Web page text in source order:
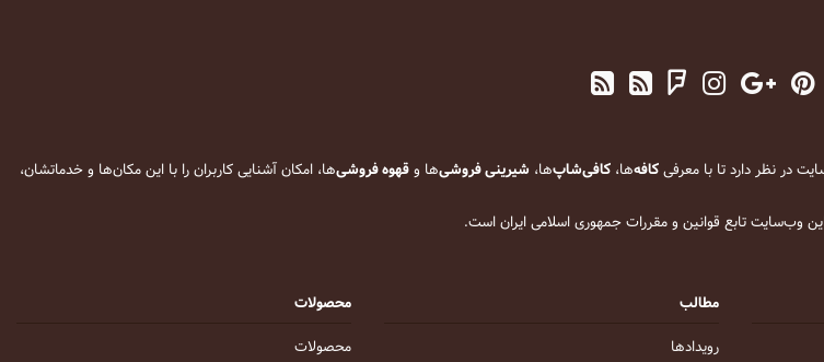
کافه‌ها، کافی‌شاپ‌ها، شیرینی فروشی‌ها وقهوه فروشی‌ها، امکان آشنایی کاربران را با این مکان‌ها و خدماتشان،
وب‌سایت تابع قوانین و مقررات جمهوری اسلامی ایران است.
مطالب
رویداد‌ها
محصولات
محصولات